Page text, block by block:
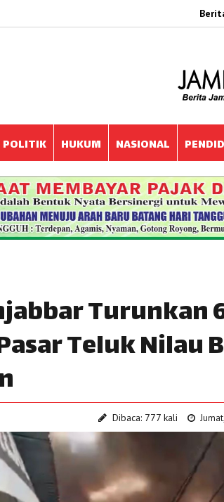
POLITIK HUKUM NASIONAL
Turunkan
Teluk Nilau
Dibaca: 777 kali